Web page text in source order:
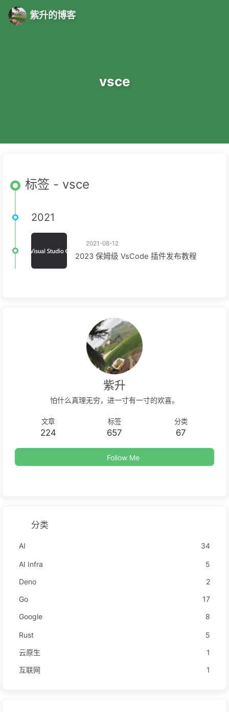
紫升的博客
vsce
标签 - vsce
2021
2021-08-12
2023 保姆级 VsCode 插件发布教程
紫升
怕什么真理无穷，进一寸有一寸的欢喜。
文章
224
标签
657
分类
67
Follow Me
分类
AI 34
AI Infra
5
Deno
2
Go
17
Google
8
Rust
5
云原生
1
互联网
1